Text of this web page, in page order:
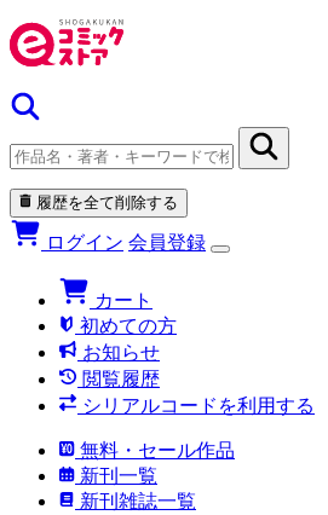
履歴を全て削除する
ログイン 会員登録
カート
初めての方
お知らせ
閲覧履歴
シリアルコードを利用する
無料・セール作品
新刊一覧
新刊雑誌一覧